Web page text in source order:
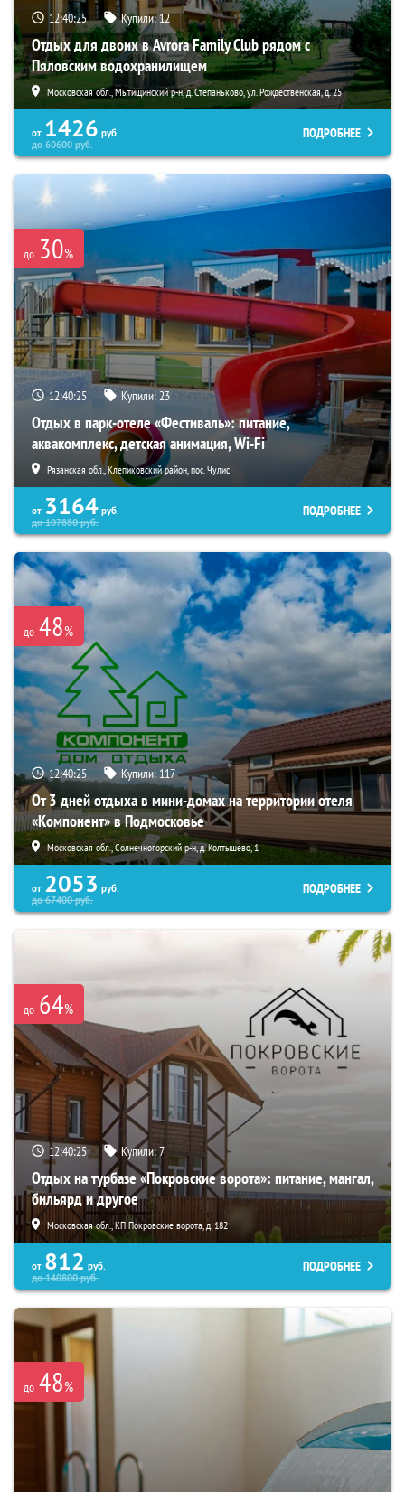
12:40:23 Купили:12
Отдых для двоих в Avrora Family Club рядом с
Пяловским водохранилищем
Московская обл., Мытищинский р-н, д. Степаньково, ул. Рождественская, д. 25
от 1426 руб.
до60600руб.
ПОДРОБНЕЕ
до 30%
12:40:23 Купили:23
Отдых в парк-отеле «Фестиваль»: питание,
аквакомплекс, детская анимация, Wi-Fi
Рязанская обл., Клепиковский район, пос. Чулис
от 3164 руб.
до107880руб.
ПОДРОБНЕЕ
до 48%
12:40:23 Купили: 117
От 3 дней отдыха в мини-домах на территории отеля
«Компонент» в Подмосковье
Московская обл., Солнечногорский р-н, д. Колтышево, 1
от 2053 руб.
до67400руб.
ПОДРОБНЕЕ
до 64%
12:40:23 Купили:7
Отдых на турбазе «Покровские ворота»: питание, мангал,
бильярд и другое
Московская обл., КП Покровские ворота, д. 182
от 812 руб.
до140800руб.
ПОДРОБНЕЕ
до 48%